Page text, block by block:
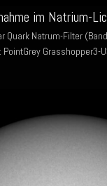
im Natrium-
Quark Natrum-Filter
Grasshopper3-